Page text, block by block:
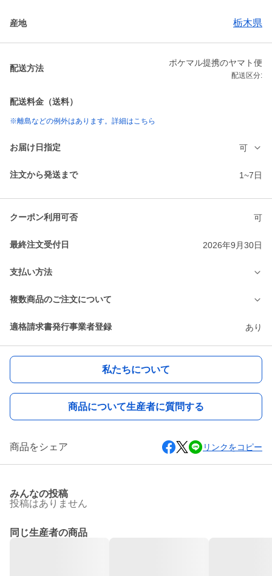
産地 栃木県
配送方法
ポケマル提携のヤマト便
配送区分:
配送料金（送料）
※離島などの例外はあります。詳細はこちら
お届け日指定 可
注文から発送まで 1~7日
クーポン利用可否 可
最終注文受付日 2026年9月30日
支払い方法
複数商品のご注文について
適格請求書発行事業者登録 あり
私たちについて
商品について生産者に質問する
商品をシェア リンクをコピー
みんなの投稿
投稿はありません
同じ生産者の商品